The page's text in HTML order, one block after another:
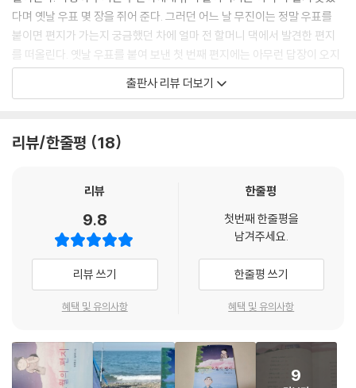
다며 옛날 우표 몇 장을 쥐어 준다. 그러던 어느 날 무진이는 정말 우표를
붙이면 편지가 가는지 궁금했던 차에 얼마 전 할머니 댁에서 발견한 편지
를 떠올린다. 옛날 우표를 붙여 보낸 첫 번째 편지에는 아무런 답장이 오지
않았지만, 두 번째 편지를 보내고 며칠 후 답장이 왔다. 광주 인근 죽향리에
살고 있다는 용주는 용수 아저씨의 동생이라고 했다. 그런데 이상한 건 그
한편 무진이는 5.18민주화운동을 공부하는 동아리 ‘오월단’ 활동을 신청하
에서 어떤 일들이 벌어졌는지 알게 된 무진이는 아직 그날을 맞이하지 않
용수 형에게 연락이 닿지 않으면서 용주와 가족들은 불안에 떤다. 답사 동
안 처참했던 당시 사건을 바로 보게 되면서 무진이는 비로소 큰아빠와 용
수 아저씨가 어떤 관계였는지 알게 된다. 그리고 무진이는 2021년에, 용수
는 1980년에 5.18민주화운동의 현재와 미래를 서로 나누며 시공간을 뛰
어넘는 우정을 쌓는다.
2021년의 소녀와 1980년의 소년은 그날 무엇을 보았나
출판사 리뷰 더보기
리뷰/한줄평 18
리뷰
9.8
리뷰 쓰기
혜택 및 유의사항
한줄평
첫번째 한줄평을
남겨주세요.
한줄평 쓰기
혜택 및 유의사항
9